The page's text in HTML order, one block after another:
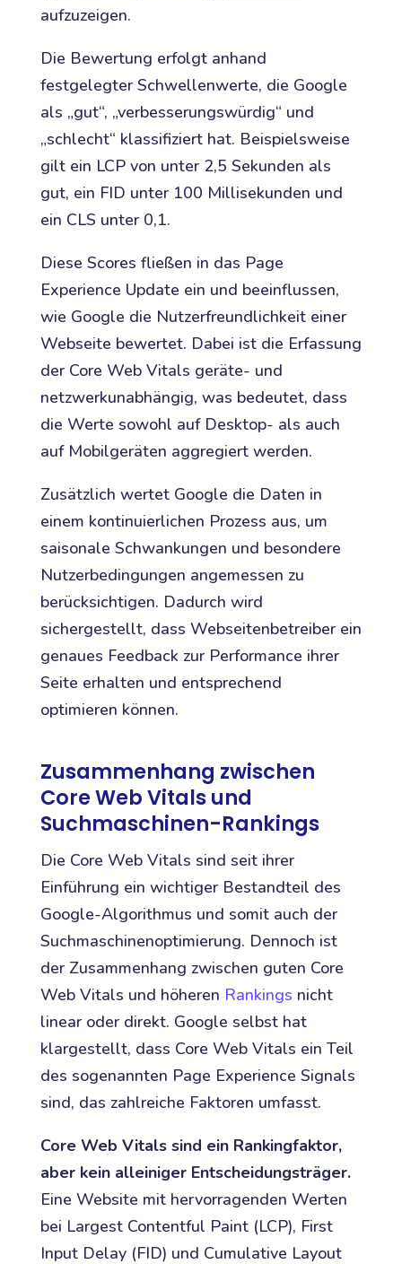
aufzuzeigen.
Die Bewertung erfolgt anhand
festgelegter Schwellenwerte, die Google
als „gut“, „verbesserungswürdig“ und
„schlecht“ klassifiziert hat. Beispielsweise
gilt ein LCP von unter 2,5 Sekunden als
gut, ein FID unter 100 Millisekunden und
ein CLS unter 0,1.
Diese Scores fließen in das Page
Experience Update ein und beeinflussen,
wie Google die Nutzerfreundlichkeit einer
Webseite bewertet. Dabei ist die Erfassung
der Core Web Vitals geräte- und
netzwerkunabhängig, was bedeutet, dass
die Werte sowohl auf Desktop- als auch
auf Mobilgeräten aggregiert werden.
Zusätzlich wertet Google die Daten in
einem kontinuierlichen Prozess aus, um
saisonale Schwankungen und besondere
Nutzerbedingungen angemessen zu
berücksichtigen. Dadurch wird
sichergestellt, dass Webseitenbetreiber ein
genaues Feedback zur Performance ihrer
Seite erhalten und entsprechend
optimieren können.
Zusammenhang zwischen
Core Web Vitals und
Suchmaschinen-Rankings
Die Core Web Vitals sind seit ihrer
Einführung ein wichtiger Bestandteil des
Google-Algorithmus und somit auch der
Suchmaschinenoptimierung. Dennoch ist
der Zusammenhang zwischen guten Core
Web Vitals und höheren Rankings nicht
linear oder direkt. Google selbst hat
klargestellt, dass Core Web Vitals ein Teil
des sogenannten Page Experience Signals
sind, das zahlreiche Faktoren umfasst.
Core Web Vitals sind ein Rankingfaktor,
aber kein alleiniger Entscheidungsträger.
Eine Website mit hervorragenden Werten
bei Largest Contentful Paint (LCP), First
Input Delay (FID) und Cumulative Layout